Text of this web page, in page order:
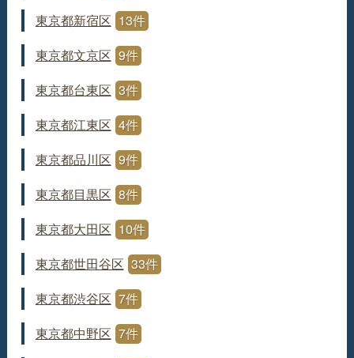
東京都新宿区 13件
東京都文京区 9件
東京都台東区 3件
東京都江東区 4件
東京都品川区 9件
東京都目黒区 8件
東京都大田区 10件
東京都世田谷区 33件
東京都渋谷区 7件
東京都中野区 7件